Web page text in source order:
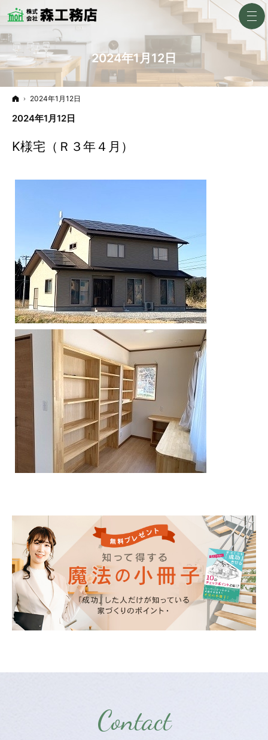
2024年1月12日
ホーム
2024年1月12日
2024年1月12日
K様宅（Ｒ３年４月）
Contact